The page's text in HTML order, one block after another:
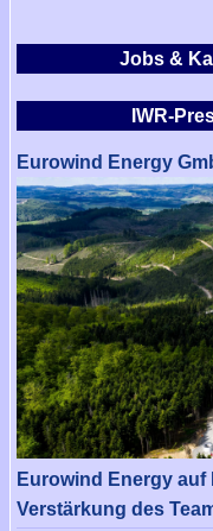
Jobs &
IWR-
Eurowind Energy
Eurowind Energy
Verstärkung des